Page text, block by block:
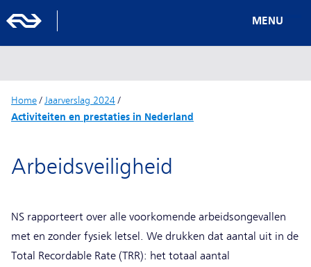
MENU
Home/ Jaarverslag 2024/
Activiteiten en prestaties in Nederland
Arbeidsveiligheid
NS rapporteert over alle voorkomende arbeidsongevallen
met en zonder fysiek letsel. We drukken dat aantal uit in de
Total Recordable Rate (TRR): het totaal aantal